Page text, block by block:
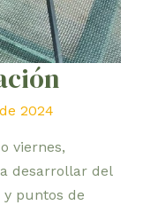
2024
viernes,
desarrollar del
y puntos de